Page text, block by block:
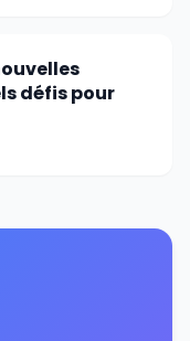
défis pour